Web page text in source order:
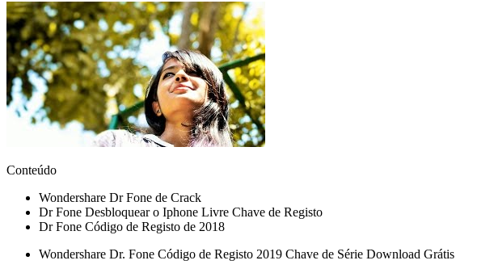
Conteúdo
Wondershare Dr Fone de Crack
Dr Fone Desbloquear o Iphone Livre Chave de Registo
Dr Fone Código de Registo de 2018
Wondershare Dr. Fone Código de Registo 2019 Chave de Série Download Grátis